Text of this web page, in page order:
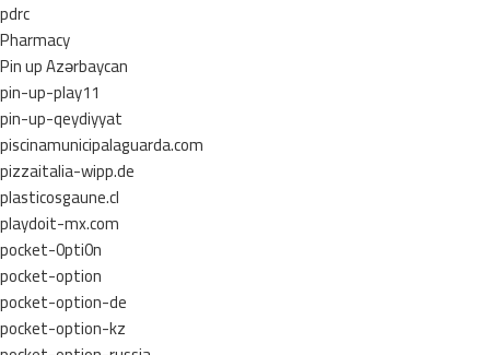
pdrc
Pharmacy
Pin up Azərbaycan
pin-up-play11
pin-up-qeydiyyat
piscinamunicipalaguarda.com
pizzaitalia-wipp.de
plasticosgaune.cl
playdoit-mx.com
pocket-0pti0n
pocket-option
pocket-option-de
pocket-option-kz